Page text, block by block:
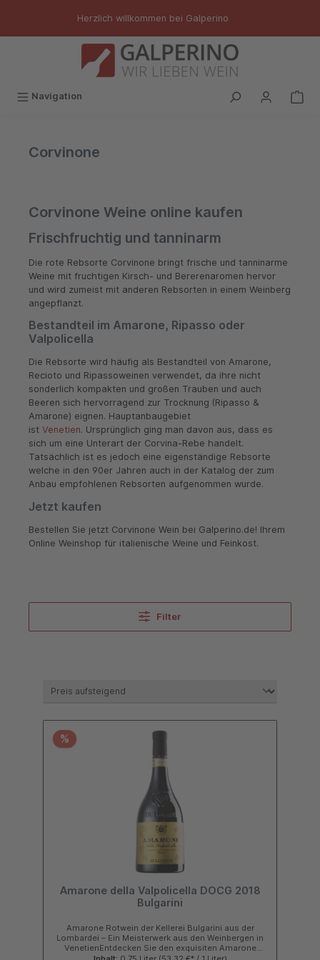
Herzlich willkommen bei Galperino
Navigation
Corvinone
Corvinone Weine online kaufen
Frischfruchtig und tanninarm
Die rote Rebsorte Corvinone bringt frische und tanninarme
Weine mit fruchtigen Kirsch- und Bererenaromen hervor
und wird zumeist mit anderen Rebsorten in einem Weinberg
angepflanzt.
Bestandteil im Amarone, Ripasso oder
Valpolicella
Die Rebsorte wird häufig als Bestandteil von Amarone,
Recioto und Ripassoweinen verwendet, da ihre nicht
sonderlich kompakten und großen Trauben und auch
Beeren sich hervorragend zur Trocknung (Ripasso &
Amarone) eignen. Hauptanbaugebiet
ist Venetien. Ursprünglich ging man davon aus, dass es
sich um eine Unterart der Corvina-Rebe handelt.
Tatsächlich ist es jedoch eine eigenständige Rebsorte
welche in den 90er Jahren auch in der Katalog der zum
Anbau empfohlenen Rebsorten aufgenommen wurde.
Jetzt kaufen
Bestellen Sie jetzt Corvinone Wein bei Galperino.de! Ihrem
Online Weinshop für italienische Weine und Feinkost.
Filter
%
Amarone della Valpolicella DOCG 2018
Bulgarini
Amarone Rotwein der Kellerei Bulgarini aus der
Lombardei – Ein Meisterwerk aus den Weinbergen in
VenetienEntdecken Sie den exquisiten Amarone
Valpolicella DOCG Rotwein der Kellerei Bulgarini, der